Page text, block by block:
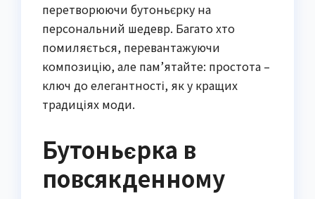
перетворюючи бутоньєрку на
персональний шедевр. Багато хто
помиляється, перевантажуючи
композицію, але пам’ятайте: простота –
ключ до елегантності, як у кращих
традиціях моди.
Бутоньєрка в
повсякденному